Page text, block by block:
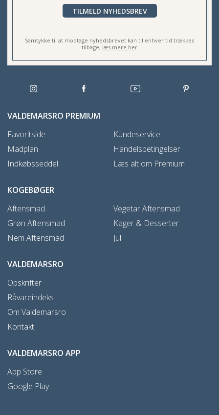
TILMELD NYHEDSBREV
Samtykke til at modtage nyhedsbrevet kan til enhver tid trækkes
tilbage, læs mere her
VALDEMARSRO PREMIUM
Favoritside
Madplan
Indkøbsseddel
Kundeservice
Handelsbetingelser
Læs alt om Premium
KOGEBØGER
Aftensmad
Grøn Aftensmad
Nem Aftensmad
Vegetar Aftensmad
Kager & Desserter
Jul
VALDEMARSRO
Opskrifter
Råvareindeks
Om Valdemarsro
Kontakt
VALDEMARSRO APP
App Store
Google Play